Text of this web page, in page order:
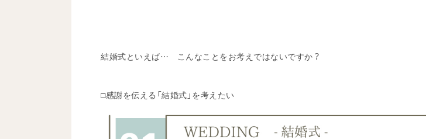
結婚式といえば… こんなことをお考えではないですか？
□感謝を伝える「結婚式」を考えたい